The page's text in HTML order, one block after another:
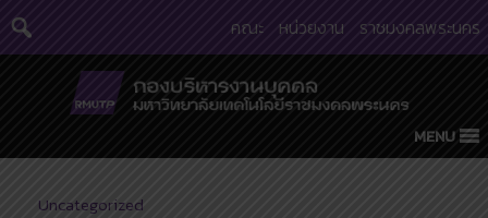
Skip
คณะ หน่วยงาน ราชมงคลพระนคร
MENU
Uncategorized